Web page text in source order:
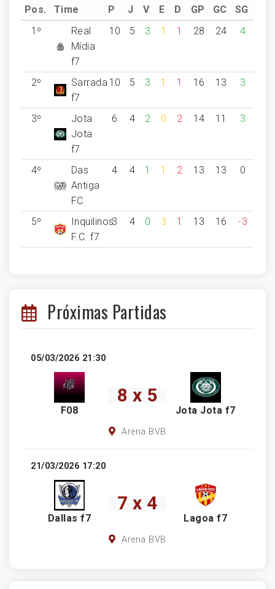
Pos. Time P J V E D GP GC
SG
1º
Real
Mídia
f7
10 5 3 1 1 28 24 4
2º
Sarrada
f7
10 5 3 1 1 16 13 3
3º
Jota
Jota
f7
6 4 2 0 2 14 11 3
4º
Das
Antiga
FC
4 4 1 1 2 13 13 0
5º
Inquilinos
F.C. f7
3 4 0 3 1 13 16 -3
Próximas Partidas
05/03/2026 21:30
F08
8 x 5
Jota Jota f7
Arena BVB
21/03/2026 17:20
Dallas f7
7 x 4
Lagoa f7
Arena BVB